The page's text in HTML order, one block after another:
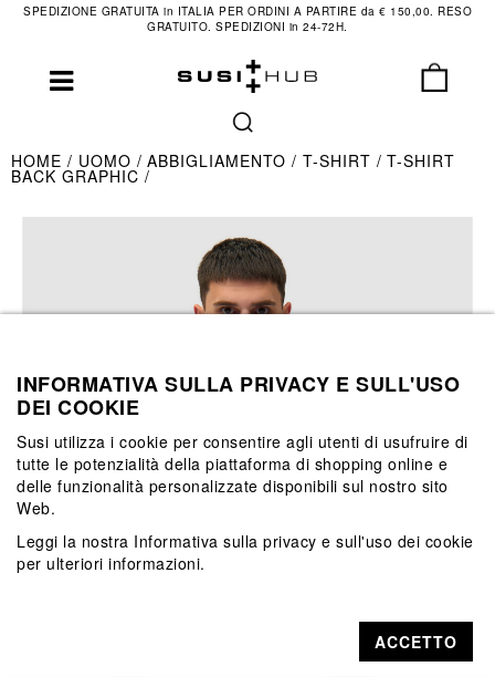
SPEDIZIONE GRATUITA in ITALIA PER ORDINI A PARTIRE da € 150,00. RESO
GRATUITO. SPEDIZIONI in 24-72H.
HOME UOMO ABBIGLIAMENTO T-SHIRT T-SHIRT
BACK GRAPHIC
INFORMATIVA SULLA PRIVACY E SULL'USO
DEI COOKIE
Susi utilizza i cookie per consentire agli utenti di usufruire di
tutte le potenzialità della piattaforma di shopping online e
delle funzionalità personalizzate disponibili sul nostro sito
Web.
Leggi la nostra Informativa sulla privacy e sull'uso dei cookie
per ulteriori informazioni.
ACCETTO